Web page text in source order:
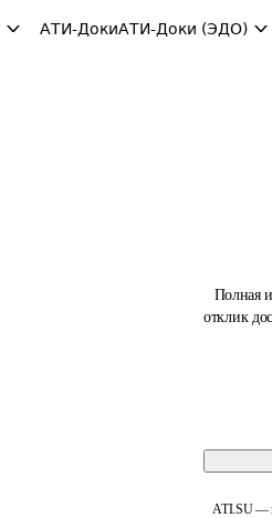
АТИ-ДокиАТИ-Доки (ЭДО)
Полная
отклик
ATI.SU —